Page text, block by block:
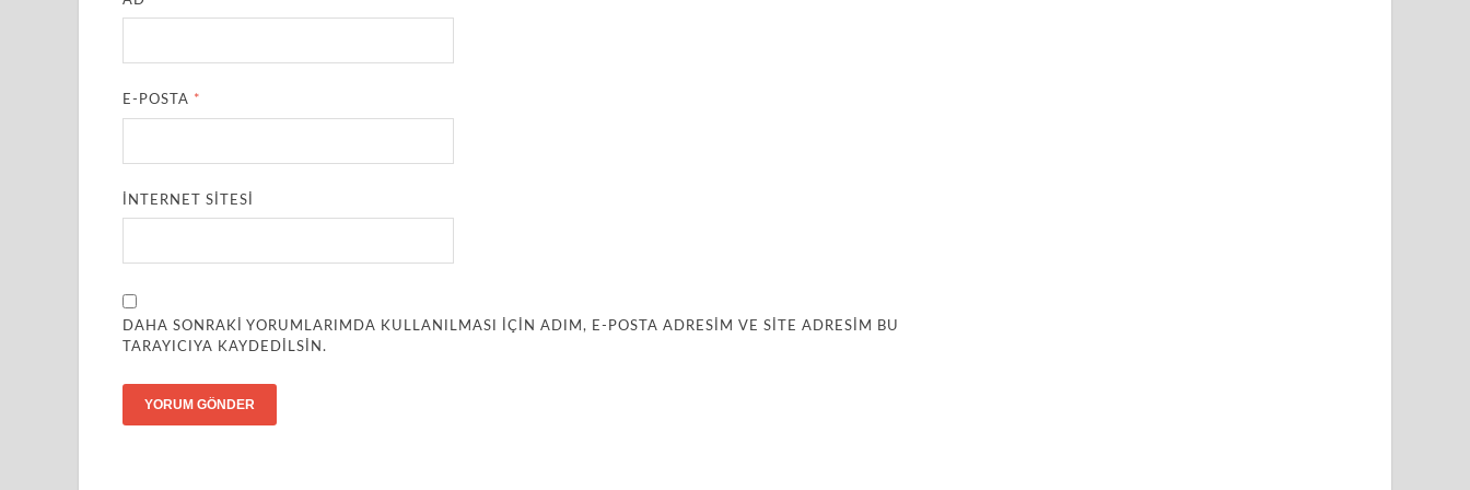
E-POSTA *
İNTERNET SITESI
DAHA SONRAKI YORUMLARIMDA KULLANILMASI IÇIN ADIM, E-POSTA ADRESIM VE SITE ADRESIM BU
TARAYICIYA KAYDEDILSIN.